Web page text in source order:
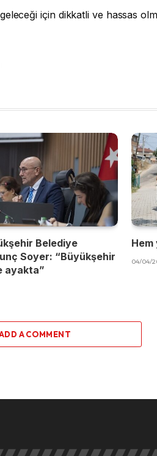
için dikkatli ve hassas
Belediye
Soyer: “Büyükşehir
ayakta”
Hem
04/04/
A COMMENT